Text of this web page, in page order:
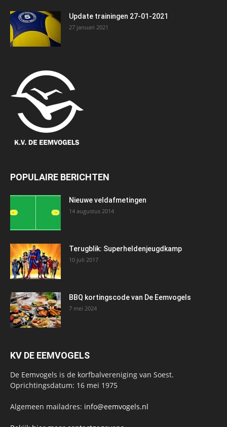
Update trainingen 27-01-2021
27 januari 2021
POPULAIRE BERICHTEN
Nieuwe veldafmetingen
14 augustus 2014
Terugblik: Superheldenjeugdkamp
10 juli 2017
BBQ kortingscode van De Eemvogels
7 mei 2024
KV DE EEMVOGELS
De Eemvogels is de korfbalvereniging van Soest.
Oprichtingsdatum: 16 mei 1975
Algemeen mailadres: info@eemvogels.nl